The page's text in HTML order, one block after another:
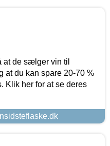
at de sælger vin til
at du kan spare 20-70 %
Klik her for at se deres